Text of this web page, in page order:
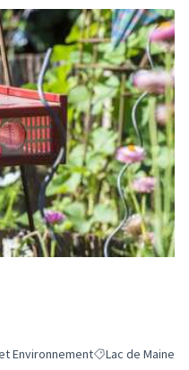
de la catégorie : Nature en ville
EnvironnementFiltrer les
Lac de Maine